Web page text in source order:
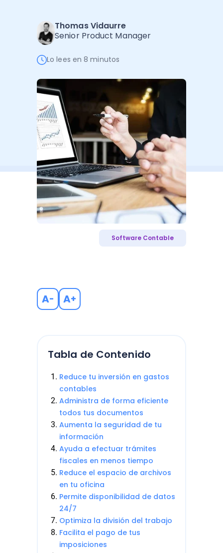
Administración Empresarial
Ver todo
Software Factura y Administración
Autores
Thomas Vidaurre
Senior Product Manager
Lo lees en 8 minutos
Software Contable
A- A+
Tabla de Contenido
Reduce tu inversión en gastos
contables
Administra de forma eficiente
todos tus documentos
Aumenta la seguridad de tu
información
Ayuda a efectuar trámites
fiscales en menos tiempo
Reduce el espacio de archivos
en tu oficina
Permite disponibilidad de datos
24/7
Optimiza la división del trabajo
Facilita el pago de tus
imposiciones